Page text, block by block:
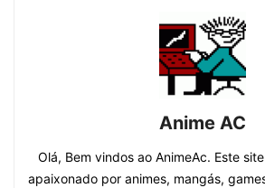
Anime AC
Olá, Bem vindos ao AnimeAc. Este
apaixonado por animes, mangás,